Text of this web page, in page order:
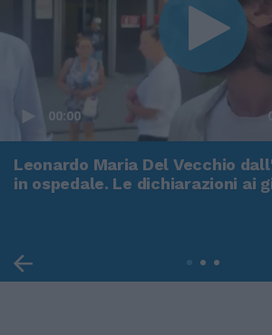
00:00
Leonardo Maria Del Vecchio
in ospedale. Le dichiarazioni ai